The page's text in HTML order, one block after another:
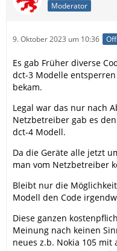
Moderator
9. Oktober 2023 um 10:36
Es gab Früher diverse
dct-3 Modelle
bekam.
Legal war das nur nach
Netzbetreiber gab es
dct-4 Modell.
Da die Geräte alle jetzt
man vom Netzbetreiber
Bleibt nur die
Modell den Code
Diese ganzen
Meinung nach keinen
neues z.b. Nokia 105